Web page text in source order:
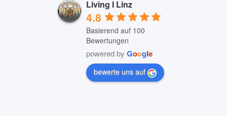
Living I Linz
4.8
Basierend auf 100
Bewertungen
powered by Google
bewerte uns auf